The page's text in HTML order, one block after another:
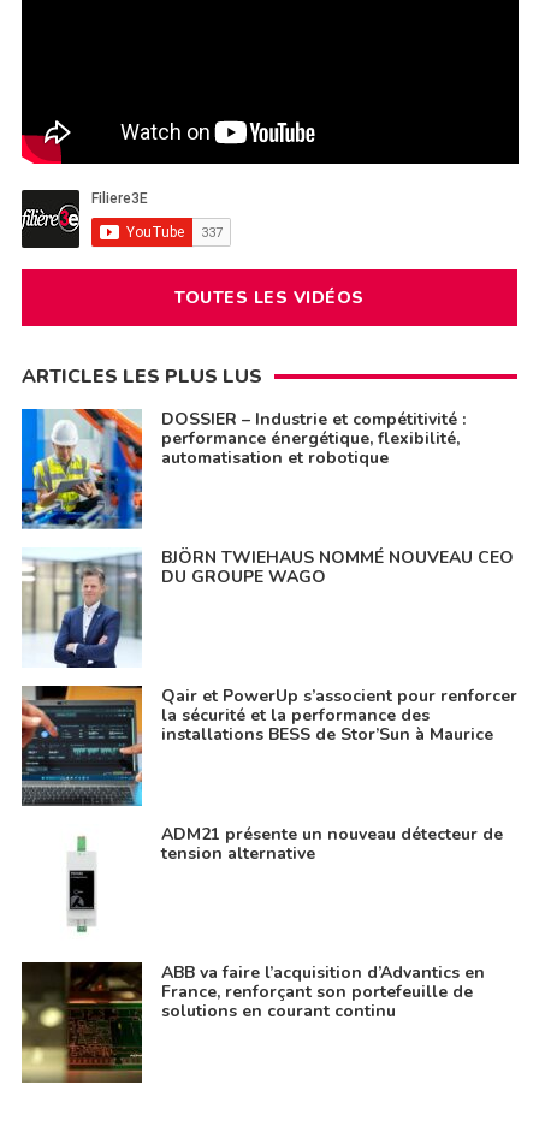
TOUTES LES VIDÉOS
ARTICLES LES PLUS LUS
DOSSIER – Industrie et compétitivité :
performance énergétique, flexibilité,
automatisation et robotique
BJÖRN TWIEHAUS NOMMÉ NOUVEAU CEO
DU GROUPE WAGO
Qair et PowerUp s’associent pour renforcer
la sécurité et la performance des
installations BESS de Stor’Sun à Maurice
ADM21 présente un nouveau détecteur de
tension alternative
ABB va faire l’acquisition d’Advantics en
France, renforçant son portefeuille de
solutions en courant continu